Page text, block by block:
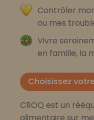
Contrôler
ou mes
Vivre
en famille, la
Choisissez
CROQ est un